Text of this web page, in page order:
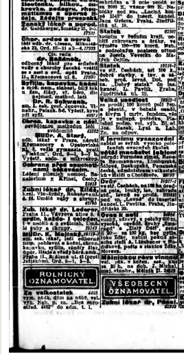
Soubor ke stažení ve formátu djvu